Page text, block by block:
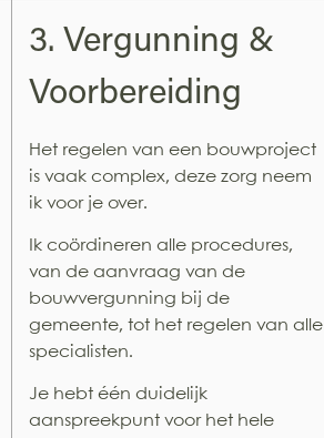
3. Vergunning &
Voorbereiding
Het regelen van een bouwproject
is vaak complex, deze zorg neem
ik voor je over.
Ik coördineren alle procedures,
van de aanvraag van de
bouwvergunning bij de
gemeente, tot het regelen van alle
specialisten.
Je hebt één duidelijk
aanspreekpunt voor het hele